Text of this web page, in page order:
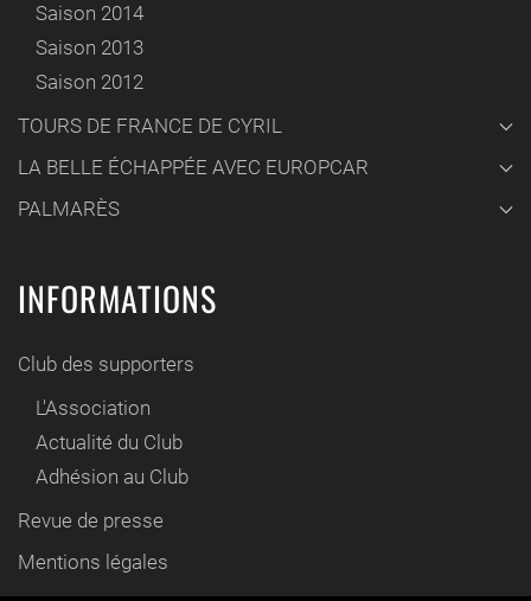
Saison 2014
Saison 2013
Saison 2012
TOURS DE FRANCE DE CYRIL
LA BELLE ÉCHAPPÉE AVEC EUROPCAR
PALMARÈS
INFORMATIONS
Club des supporters
L'Association
Actualité du Club
Adhésion au Club
Revue de presse
Mentions légales